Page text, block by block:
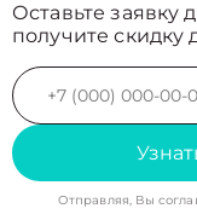
Оставьте заявку
получите скидку
Отправляя, Вы